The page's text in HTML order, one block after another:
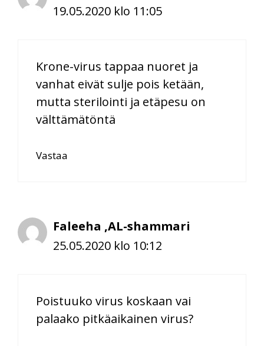
19.05.2020 klo 11:05
Krone-virus tappaa nuoret ja
vanhat eivät sulje pois ketään,
mutta sterilointi ja etäpesu on
välttämätöntä
Vastaa
Faleeha ,AL-shammari
25.05.2020 klo 10:12
Poistuuko virus koskaan vai
palaako pitkäaikainen virus?